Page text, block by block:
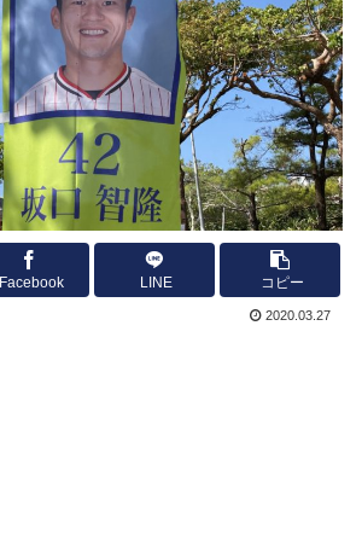
Facebook LINE コピー
2020.03.27